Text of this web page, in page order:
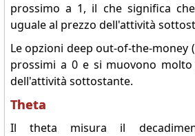
prossimo a 1, il che significa
uguale al prezzo dell'attività
Le opzioni deep out-of-the-money
prossimi a 0 e si muovono
dell'attività sottostante.
Theta
Il theta misura il